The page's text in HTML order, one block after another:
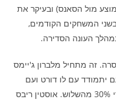
(כשבפלייאוף הם קלעו ב-36% ממוצע מול הסאנס) ובעיקר את
המשחקים הקודמים,
העונה הסדירה.
זה מתחיל מלברון ג'יימס
בגיל 41, אבל הפעם יתמודד עם לו דורט ועם
הגנת צבע שתהמר על הקליעה שלו אחרי 30% מהשלוש. אוסטין ריבס